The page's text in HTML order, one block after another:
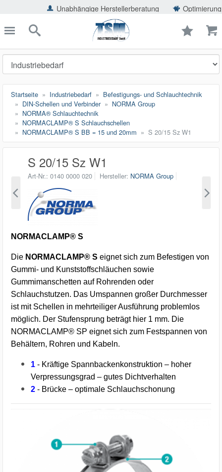
Unabhängige Herstellerberatung Optimierung der
schließen
Suche
Startseite Industriebedarf
Befestigungs- und Schlauchtechnik
DIN-Schellen und Verbinder
NORMA Group
NORMA® Schlauchtechnik
NORMACLAMP® S Schlauchschellen
NORMACLAMP® S BB = 15 und 20mm
S 20/15 Sz W1
S 20/15 Sz W1
Art-Nr. 0140 0000 020 Hersteller NORMA Group
NORMACLAMP® S
Die NORMACLAMP® S eignet sich zum Befestigen von
Gummi- und Kunststoffschläuchen sowie
Gummimanschetten auf Rohrenden oder
Schlauchstutzen. Das Umspannen großer Durchmesser
ist mit Schellen in mehrteiliger Ausführung problemlos
möglich. Der Stufensprung beträgt hier 1 mm. Die
NORMACLAMP® SP eignet sich zum Festspannen von
Behältern, Rohren und Kabeln.
1 - Kräftige Spannbackenkonstruktion – hoher
Verpressungsgrad – gutes Dichtverhalten
2 - Brücke – optimale Schlauchschonung